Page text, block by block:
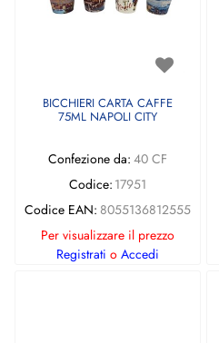
BICCHIERI CARTA CAFFE
75ML NAPOLI CITY
Confezione da: 40 CF
Codice: 17951
Codice EAN: 8055136812555
Per visualizzare il prezzo
Registrati o Accedi